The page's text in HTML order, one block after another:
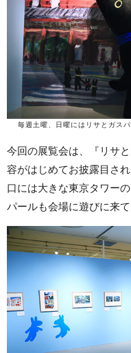
毎週土曜、日曜にはリサとガス
今回の展覧会は、『リサ
容がはじめてお披露目さ
口には大きな東京タワー
パールも会場に遊びに来て